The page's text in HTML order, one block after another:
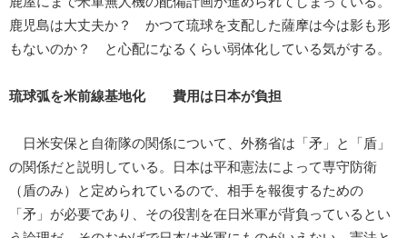
鹿児島は大丈夫か？ かつて琉球を支配した薩摩は今は影も形
もないのか？ と心配になるくらい弱体化している気がする。
琉球弧を米前線基地化 費用は日本が負担
日米安保と自衛隊の関係について、外務省は「矛」と「盾」
の関係だと説明している。日本は平和憲法によって専守防衛
（盾のみ）と定められているので、相手を報復するための
「矛」が必要であり、その役割を在日米軍が背負っているとい